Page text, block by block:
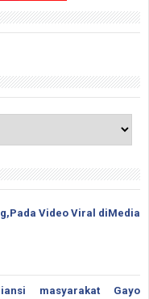
Video Viral diMedia
masyarakat Gayo